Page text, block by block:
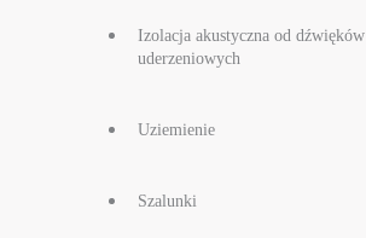
Izolacja akustyczna od dźwięków
uderzeniowych
Uziemienie
Szalunki